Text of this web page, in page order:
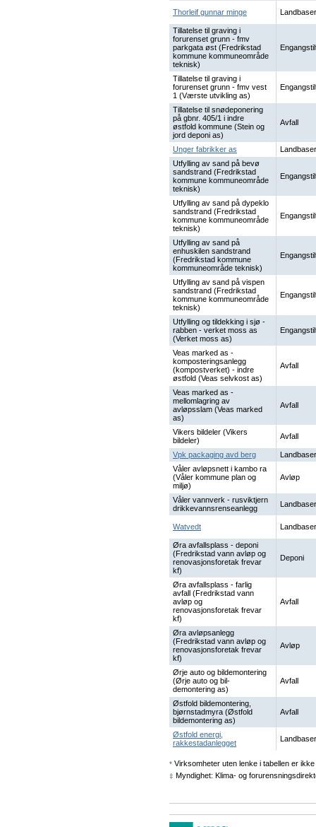
Thorleif gunnar minge
Tillatelse til graving i
forurenset grunn - fmv
parkgata øst (Fredrikstad
kommune kommuneområde
teknisk)
Tillatelse til graving i
forurenset grunn - fmv vest
1 (Værste utvikling as)
Tillatelse til snødeponering
på gbnr. 405/1 i indre
østfold kommune (Stein og
jord deponi as)
Avfall
Unger fabrikker as
Utfylling av sand på bevø
sandstrand (Fredrikstad
kommune kommuneområde
teknisk)
Utfylling av sand på dypeklo
sandstrand (Fredrikstad
kommune kommuneområde
teknisk)
Utfylling av sand på
enhuskilen sandstrand
(Fredrikstad kommune
kommuneområde teknisk)
Utfylling av sand på vispen
sandstrand (Fredrikstad
kommune kommuneområde
teknisk)
Utfylling og tildekking i sjø -
rabben - verket moss as
(Verket moss as)
Veas marked as -
komposteringsanlegg
(kompostverket) - indre
østfold (Veas selvkost as)
Avfall
Veas marked as -
mellomlagring av
avløpsslam (Veas marked
as)
Avfall
Vikers bildeler (Vikers
bildeler)
Avfall
Vpk packaging avd berg
Våler avløpsnett i kambo ra
(Våler kommune plan og
miljø)
Avløp
Våler vannverk - rusviktjern
drikkevannsrenseanlegg
Watvedt
Øra avfallsplass - deponi
(Fredrikstad vann avløp og
renovasjonsforetak frevar
kf)
Deponi
Øra avfallsplass - farlig
avfall (Fredrikstad vann
avløp og
renovasjonsforetak frevar
kf)
Avfall
Øra avløpsanlegg
(Fredrikstad vann avløp og
renovasjonsforetak frevar
kf)
Avløp
Ørje auto og bildemontering
(Ørje auto og bil-
demontering as)
Avfall
Østfold bildemontering,
bjørnstadmyra (Østfold
bildemontering as)
Avfall
Østfold energi,
rakkestadanlegget
* Virksomheter uten lenke i tabellen er
‡ Myndighet: Klima- og